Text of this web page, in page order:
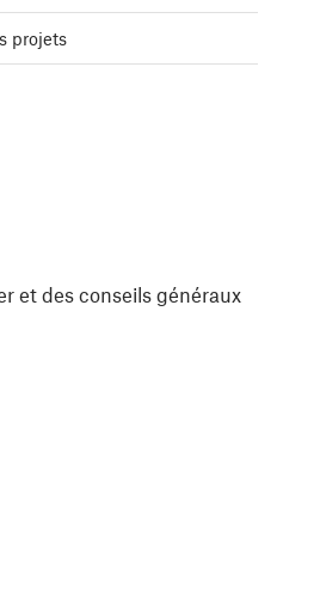
projets
et des conseils généraux